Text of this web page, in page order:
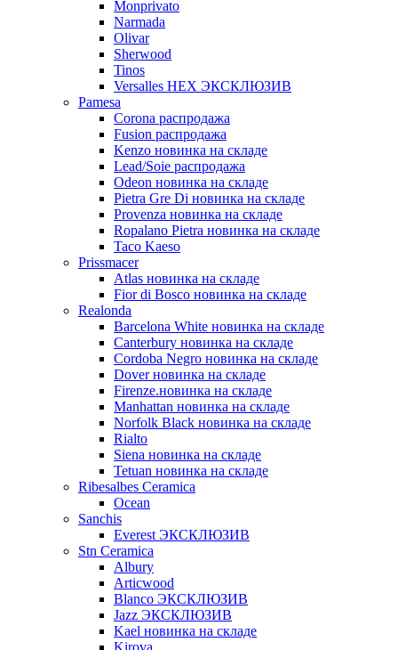
Monprivato
Narmada
Olivar
Sherwood
Tinos
Versalles HEX ЭКСКЛЮЗИВ
Pamesa
Corona распродажа
Fusion распродажа
Kenzo новинка на складе
Lead/Soie распродажа
Odeon новинка на складе
Pietra Gre Di новинка на складе
Provenza новинка на складе
Ropalano Pietra новинка на складе
Taco Kaeso
Prissmacer
Atlas новинка на складе
Fior di Bosco новинка на складе
Realonda
Barсelona White новинка на складе
Canterbury новинка на складе
Cordoba Negro новинка на складе
Dover новинка на складе
Firenze.новинка на складе
Manhattan новинка на складе
Norfolk Black новинка на складе
Rialto
Siena новинка на складе
Tetuan новинка на складе
Ribesalbes Ceramica
Ocean
Sanchis
Everest ЭКСКЛЮЗИВ
Stn Ceramica
Albury
Articwood
Blanco ЭКСКЛЮЗИВ
Jazz ЭКСКЛЮЗИВ
Kael новинка на складе
Kirova